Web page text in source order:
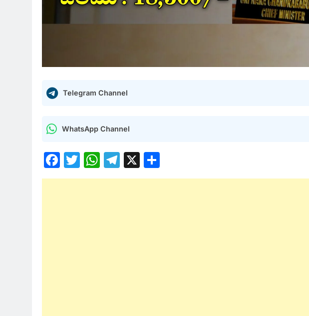
Telegram Channel
WhatsApp Channel
Facebook
Twitter
WhatsApp
Telegram
X